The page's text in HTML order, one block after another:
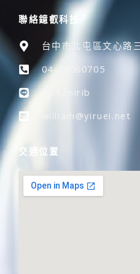
聯絡鐿叡科技
台中市北屯區文心路
04-24060705
@382nirib
william@yiruei.net
交通位置